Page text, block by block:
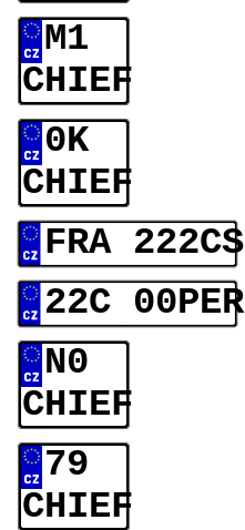
M1
CHIEF
0K
CHIEF
FRA 222CS
22C 00PER
N0
CHIEF
79
CHIEF